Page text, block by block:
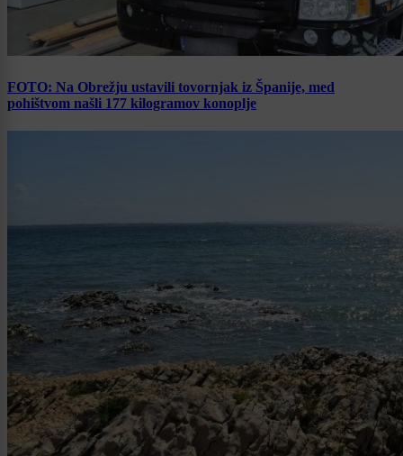
FOTO: Na Obrežju ustavili tovornjak iz Španije, med
pohištvom našli 177 kilogramov konoplje